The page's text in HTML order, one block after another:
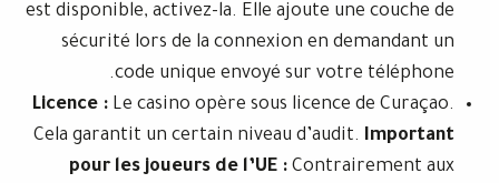
est disponible, activez-la. Elle ajoute
sécurité lors de la connexion en
code unique envoyé sur
Licence :Le casino opère sous licence
Cela garantit un certain niveau d’audit.
pour les joueurs de l’UE :